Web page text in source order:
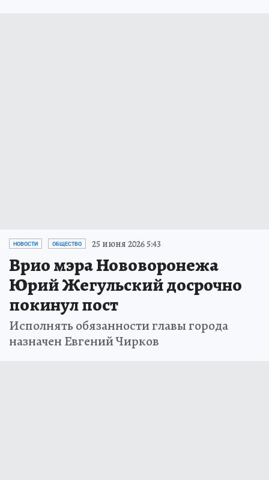
НОВОСТИ ОБЩЕСТВО 25 июня 2026 5:43
Врио мэра Нововоронежа
Юрий Жегульский досрочно
покинул пост
Исполнять обязанности главы города
назначен Евгений Чирков